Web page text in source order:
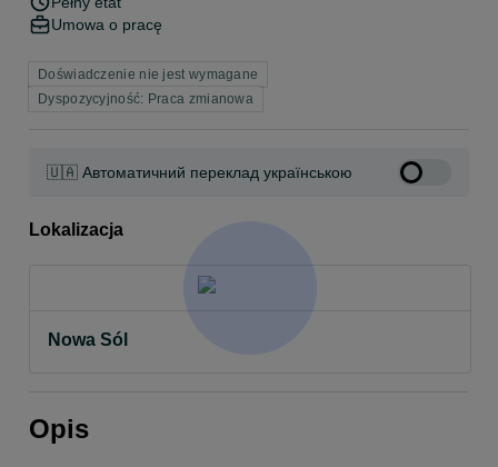
Umowa o pracę
Doświadczenie nie jest wymagane
Dyspozycyjność: Praca zmianowa
🇺🇦 Автоматичний переклад українською
Lokalizacja
Nowa Sól
Opis